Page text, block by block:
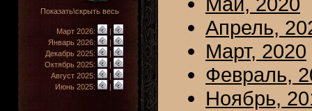
Показать\скрыть весь
Март 2026:
|
Январь 2026:
|
Декабрь 2025:
|
Октябрь 2025:
|
Август 2025:
|
Июнь 2025:
|
Апрель,
Март, 2020
Февраль,
Ноябрь,